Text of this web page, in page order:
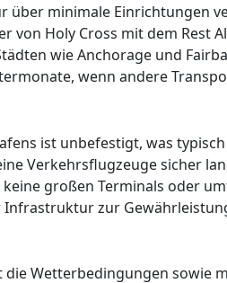
über minimale Einrichtungen
von Holy Cross mit dem Rest
wie Anchorage und
wenn andere
ist unbefestigt, was
Verkehrsflugzeuge sicher
großen Terminals oder
zur
die Wetterbedingungen sowie